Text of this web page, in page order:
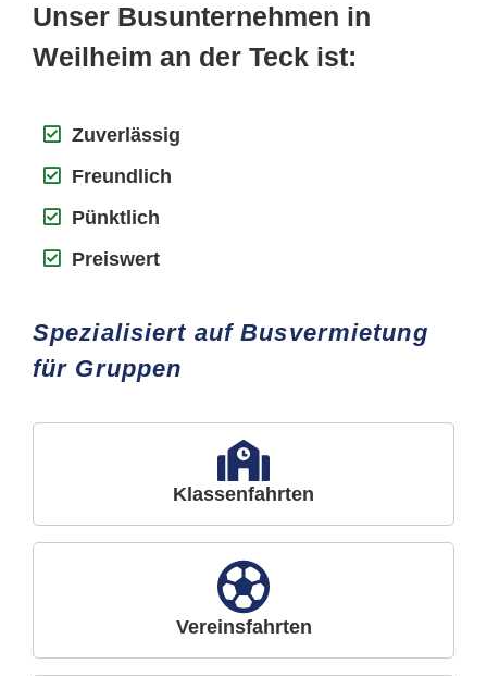
Unser Busunternehmen in
Weilheim an der Teck ist:
Zuverlässig
Freundlich
Pünktlich
Preiswert
Spezialisiert auf Busvermietung
für Gruppen
Klassenfahrten
Vereinsfahrten